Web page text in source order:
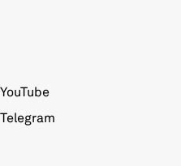
YouTube
Telegram